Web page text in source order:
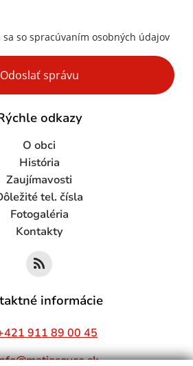
so spracúvaním osobných údajov
Odoslať správu
odkazy
O obci
História
Zaujímavosti
tel. čísla
Fotogaléria
Kontakty
informácie
911 89 00 45